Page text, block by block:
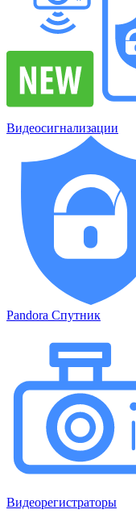
Видеосигнализации
Pandora Спутник
Видеорегистраторы